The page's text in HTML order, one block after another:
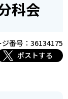
科会
ジ番号：36134175
ポストする